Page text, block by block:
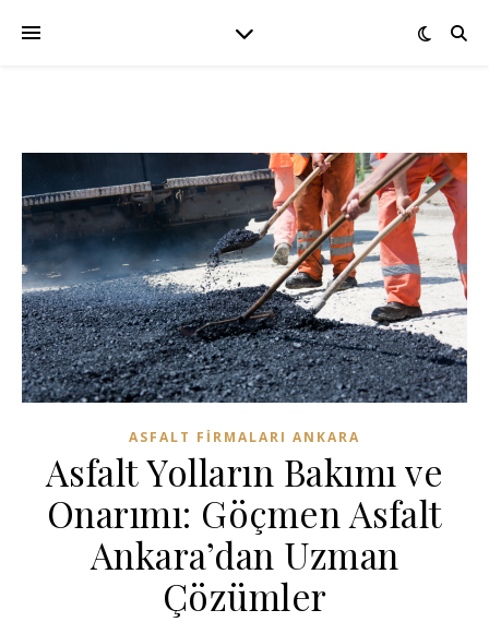
ASFALT FIRMALARI ANKARA
Asfalt Yolların Bakımı ve
Onarımı: Göçmen Asfalt
Ankara’dan Uzman
Çözümler